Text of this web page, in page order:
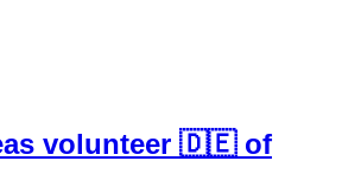
volunteer 🇩🇪 of